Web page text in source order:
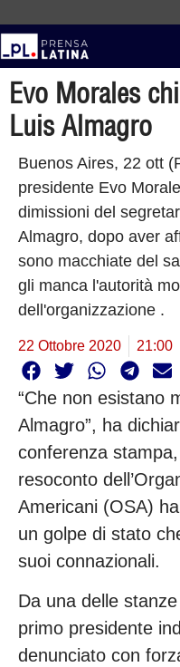
Evo Morales
Luis Almagro
Buenos Aires, 22 ott
presidente Evo
dimissioni del
Almagro, dopo aver
sono macchiate del
gli manca l'autorità
dell'organizzazione .
22 Ottobre 2020 21:00
“Che non esistano
Almagro”, ha
conferenza
resoconto
Americani (OSA)
un golpe di stato
suoi connazionali.
Da una delle stanze
primo presidente
denunciato con